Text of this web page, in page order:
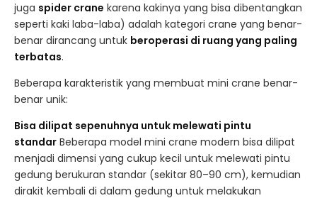
juga spider crane karena kakinya yang bisa dibentangkan
seperti kaki laba-laba) adalah kategori crane yang benar-
benar dirancang untuk beroperasi di ruang yang paling
terbatas.
Beberapa karakteristik yang membuat mini crane benar-
benar unik:
Bisa dilipat sepenuhnya untuk melewati pintu
standar Beberapa model mini crane modern bisa dilipat
menjadi dimensi yang cukup kecil untuk melewati pintu
gedung berukuran standar (sekitar 80–90 cm), kemudian
dirakit kembali di dalam gedung untuk melakukan